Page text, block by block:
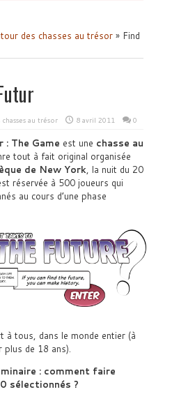
des chasses au trésor » Find
au trésor 8 avril 2011 0
: The Game est une chasse au
tout à fait original organisée
de New York, la nuit du 20
réservée à 500 joueurs qui
au cours d’une phase
à tous, dans le monde entier (à
plus de 18 ans).
: comment faire
sélectionnés ?